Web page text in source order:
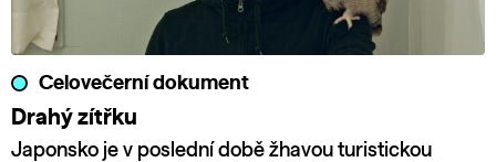
Celovečerní dokument
Drahý zítřku
Japonsko je v poslední době žhavou turistickou